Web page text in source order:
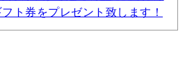
フト券をプレゼント致します！